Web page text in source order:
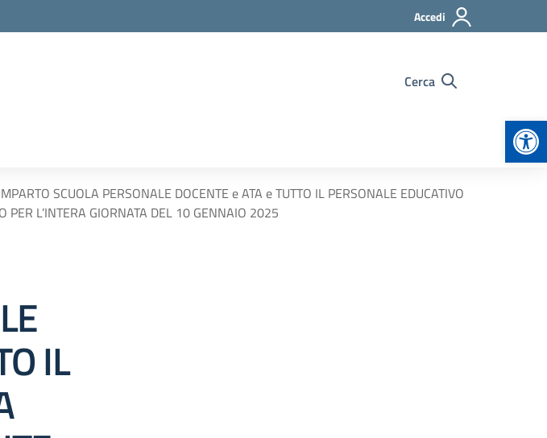
Accedi
Cerca
SCUOLA PERSONALE DOCENTE e ATA e TUTTO IL PERSONALE EDUCATIVO
PER L’INTERA GIORNATA DEL 10 GENNAIO 2025
IL